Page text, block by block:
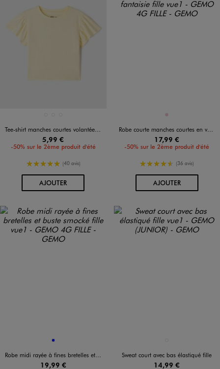
Tee-shirt manches courtes volantées fille
5,99 €
-50% sur le 2ème produit d'été
5/5 de moyenne
(40 avis)
AJOUTERAU PANIER
Disponible en 1 coloris
ROSE
Robe courte manches courtes en voile avec dos fantaisie fille
17,99 €
-50% sur le 2ème produit d'été
4.5/5 de moyenne
(36 avis)
AJOUTERAU PANIER
Disponible en 1 coloris
BLEU
Robe midi rayée à fines bretelles et buste smocké fille
19,99 €
Sweat court avec bas élastiqué fille
14,99 €